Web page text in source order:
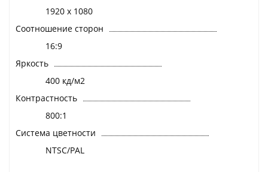
1920 х 1080
Соотношение сторон
16:9
Яркость
400 кд/м2
Контрастность
800:1
Система цветности
NTSC/PAL